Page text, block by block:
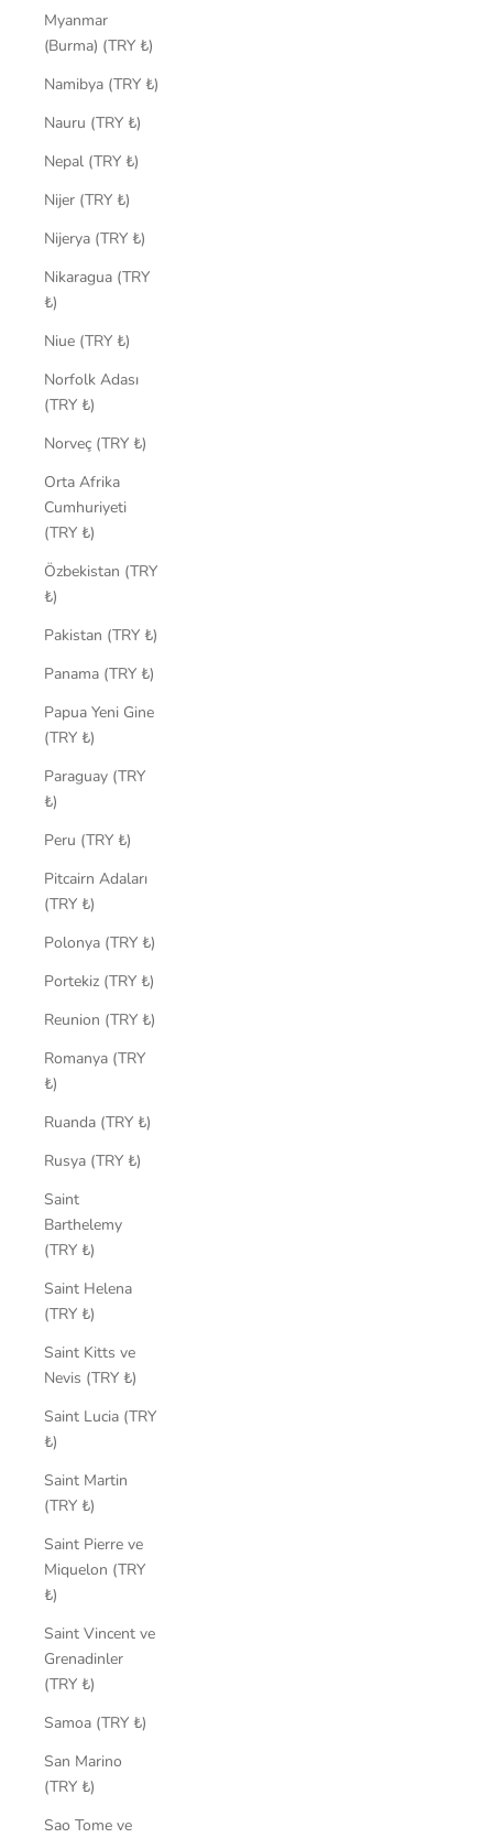
Myanmar
(Burma) (TRY ₺)
Namibya (TRY ₺)
Nauru (TRY ₺)
Nepal (TRY ₺)
Nijer (TRY ₺)
Nijerya (TRY ₺)
Nikaragua (TRY
₺)
Niue (TRY ₺)
Norfolk Adası
(TRY ₺)
Norveç (TRY ₺)
Orta Afrika
Cumhuriyeti
(TRY ₺)
Özbekistan (TRY
₺)
Pakistan (TRY ₺)
Panama (TRY ₺)
Papua Yeni Gine
(TRY ₺)
Paraguay (TRY
₺)
Peru (TRY ₺)
Pitcairn Adaları
(TRY ₺)
Polonya (TRY ₺)
Portekiz (TRY ₺)
Reunion (TRY ₺)
Romanya (TRY
₺)
Ruanda (TRY ₺)
Rusya (TRY ₺)
Saint
Barthelemy
(TRY ₺)
Saint Helena
(TRY ₺)
Saint Kitts ve
Nevis (TRY ₺)
Saint Lucia (TRY
₺)
Saint Martin
(TRY ₺)
Saint Pierre ve
Miquelon (TRY
₺)
Saint Vincent ve
Grenadinler
(TRY ₺)
Samoa (TRY ₺)
San Marino
(TRY ₺)
Sao Tome ve